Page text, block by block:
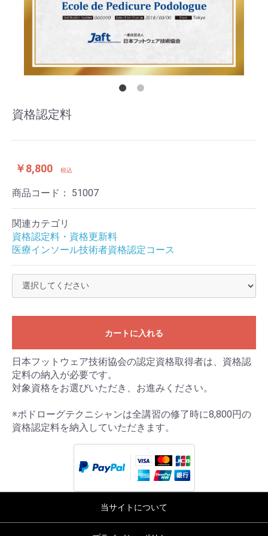
資格認定料
￥8,800 税込
商品コード： 51007
関連カテゴリ
資格認定料・資格更新料
医療インソール技術者資格認定コース
カートに入れる
お買い物を続ける
日本フットウェア技術協会の認定資格取得者は、資格認
定料の納入が必要です。
対象資格をお選びいただき、お進みください。
※ポドローグテクニシャンは全講習の修了時に8,800円の
資格認定料を納入していただきます。
当サイトについて